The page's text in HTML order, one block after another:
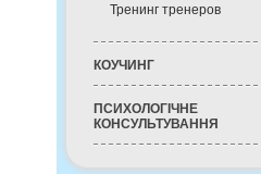
Тренинг тренеров
КОУЧИНГ
ПСИХОЛОГІЧНЕ
КОНСУЛЬТУВАННЯ